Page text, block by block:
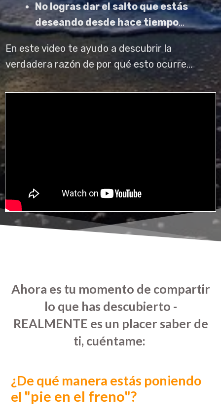
No logras dar el salto que estás
deseando desde hace tiempo...
En este video te ayudo a descubrir la
verdadera razón de por qué esto ocurre...
Ahora es tu momento de compartir
lo que has descubierto -
REALMENTE es un placer saber de
ti, cuéntame:
¿De qué manera estás poniendo
el "pie en el freno"?